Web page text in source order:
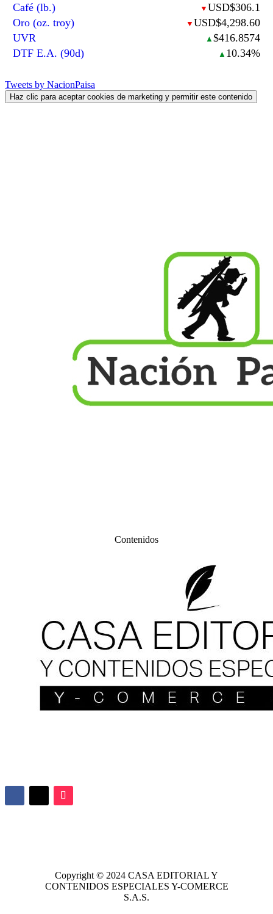
Café (lb.)
▼ USD$306.1
Oro (oz. troy)
▼ USD$4,298.60
UVR
▲ $416.8574
DTF E.A. (90d)
▲ 10.34%
Tweets by NacionPaisa
Haz clic para aceptar cookies de marketing y permitir este contenido
Contenidos
Copyright © 2024 CASA EDITORIALY
CONTENIDOS ESPECIALES Y-COMERCE
S.A.S.